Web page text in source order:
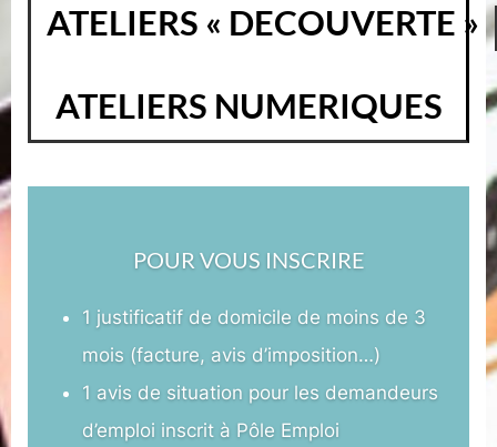
ATELIERS « DECOUVERTE »
ATELIERS NUMERIQUES
POUR VOUS INSCRIRE
1 justificatif de domicile de moins de 3
mois (facture, avis d’imposition…)
1 avis de situation pour les demandeurs
d’emploi inscrit à Pôle Emploi